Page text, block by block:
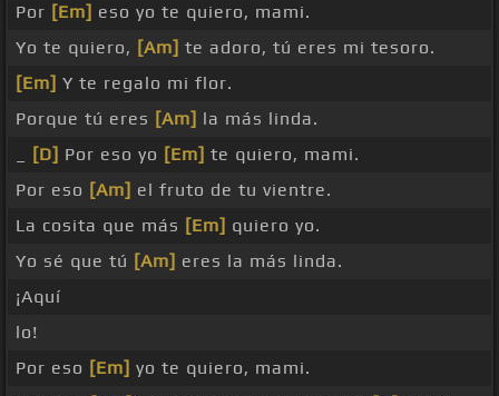
Por [Em] eso yo te quiero, mami.
Yo te quiero, [Am] te adoro, tú eres mi tesoro.
[Em] Y te regalo mi flor.
Porque tú eres [Am] la más linda.
[D] Por eso yo [Em] te quiero, mami.
Por eso [Am] el fruto de tu vientre.
La cosita que más [Em] quiero yo.
Yo sé que tú [Am] eres la más linda.
¡Aquí
lo!
Por eso [Em] yo te quiero, mami.